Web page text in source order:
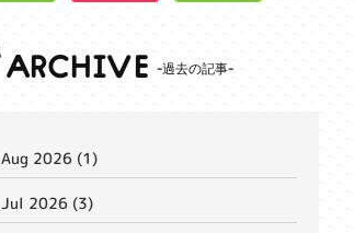
ARCHIVE
Aug 2026 (1)
Jul 2026 (3)